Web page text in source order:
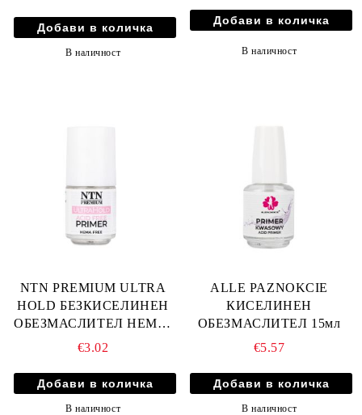
В наличност В наличност
NTN PREMIUM ULTRA
HOLD БЕЗКИСЕЛИНЕН
ОБЕЗМАСЛИТЕЛ HEMA-
FREE 5мл
€3.02
В наличност
ALLE PAZNOKCIE
КИСЕЛИНЕН
ОБЕЗМАСЛИТЕЛ 15мл
€5.57
В наличност